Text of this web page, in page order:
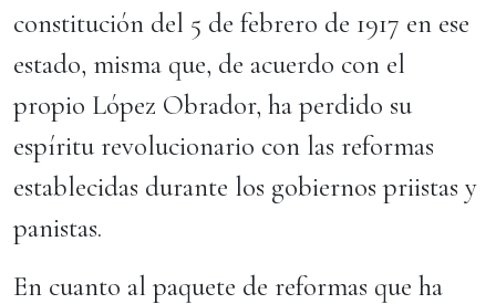
constitución del 5 de febrero de 1917 en ese
estado, misma que, de acuerdo con el
propio López Obrador, ha perdido su
espíritu revolucionario con las reformas
establecidas durante los gobiernos priistas y
panistas.
En cuanto al paquete de reformas que ha